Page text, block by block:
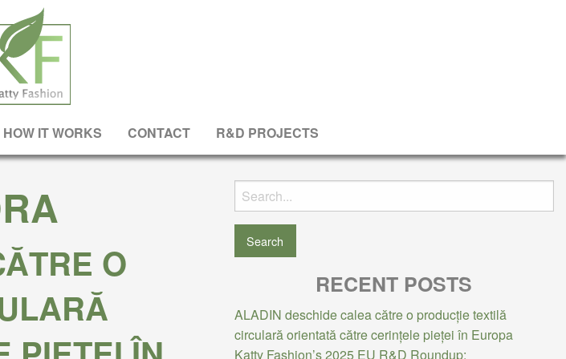
HOW IT WORKS CONTACT R&D PROJECTS
O
Search
for:
RECENT POSTS
ALADIN deschide calea către o producție textilă
circulară orientată către cerințele pieței în Europa
Katty Fashion’s 2025 EU R&D Roundup: